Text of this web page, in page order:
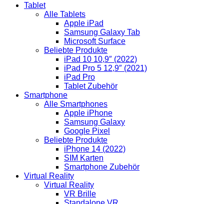
Tablet
Alle Tablets
Apple iPad
Samsung Galaxy Tab
Microsoft Surface
Beliebte Produkte
iPad 10 10,9″ (2022)
iPad Pro 5 12,9″ (2021)
iPad Pro
Tablet Zubehör
Smartphone
Alle Smartphones
Apple iPhone
Samsung Galaxy
Google Pixel
Beliebte Produkte
iPhone 14 (2022)
SIM Karten
Smartphone Zubehör
Virtual Reality
Virtual Reality
VR Brille